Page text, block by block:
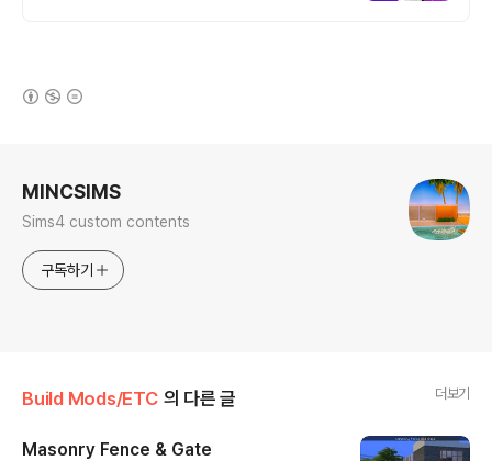
MINCSIMS
Sims4 custom contents
구독하기
Build Mods/ETC 의 다른 글 더보기
Masonry Fence & Gate